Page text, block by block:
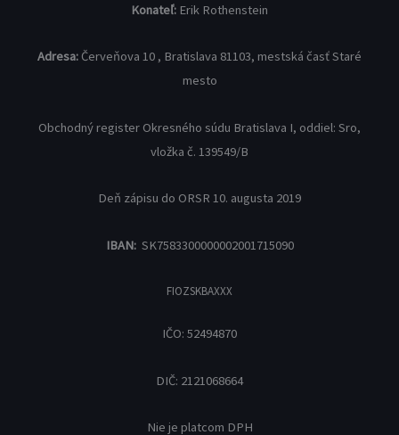
Konateľ: Erik Rothenstein
Adresa: Červeňova 10 , Bratislava 81103, mestská časť Staré
mesto
Obchodný register Okresného súdu Bratislava I, oddiel: Sro,
vložka č. 139549/B
Deň zápisu do ORSR 10. augusta 2019
IBAN:SK7583300000002001715090
FIOZSKBAXXX
IČO: 52494870
DIČ: 2121068664
Nie je platcom DPH